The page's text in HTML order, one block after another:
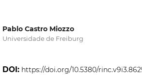
Pablo Castro Miozzo
Universidade de Freiburg
DOI: https://doi.org/10.5380/